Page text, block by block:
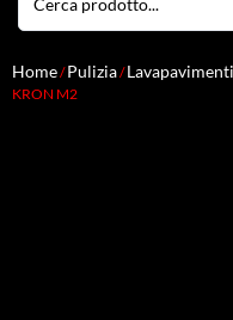
Home/Pulizia/Lavapavimenti
KRON M2